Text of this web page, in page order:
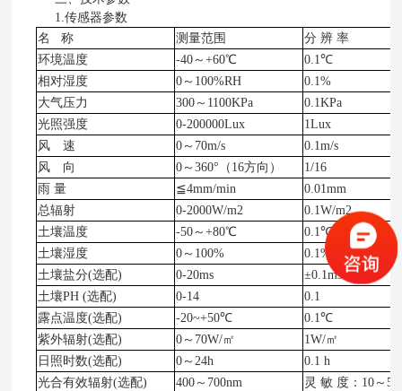
1.传感器参数
名 称
测量范围
分 辨 率
环境温度
-40～+60℃
0.1℃
相对湿度
0～100%RH
0.1%
大气压力
300～1100KPa
0.1KPa
光照强度
0-200000Lux
1Lux
风 速
0～70m/s
0.1m/s
风 向
0～360°（16方向）
1/16
雨 量
≦4mm/min
0.01mm
总辐射
0-2000W/m2
0.1W/m2
土壤温度
-50～+80℃
0.1℃
土壤湿度
0～100%
0.1%
土壤盐分(选配)
0-20ms
±0.1ms
土壤PH (选配)
0-14
0.1
露点温度(选配)
-20~+50℃
0.1℃
紫外辐射(选配)
0～70W/㎡
1W/㎡
日照时数(选配)
0～24h
0.1 h
光合有效辐射(选配)
400～700nm
灵 敏 度：10～